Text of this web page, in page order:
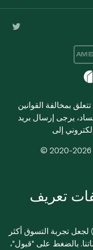
بمخالفة القوانين
يرجى إرسال بريد
تعريف
تجربة التسوق أكثر
بالضغط على "قبول"،